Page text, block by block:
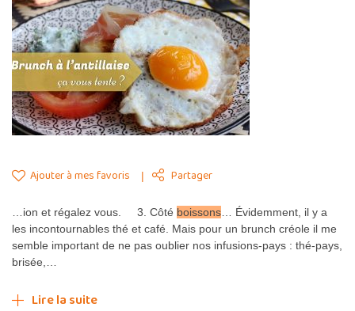
Ajouter à mes favoris Partager
…ion et régalez vous. 3. Côté boissons … Évidemment, il y a
les incontournables thé et café. Mais pour un brunch créole il me
semble important de ne pas oublier nos infusions-pays : thé-pays,
brisée,…
Lire la suite